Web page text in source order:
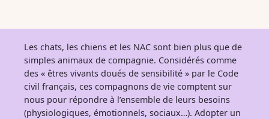
Les chats, les chiens et les NAC sont bien plus que de
simples animaux de compagnie. Considérés comme
des « êtres vivants doués de sensibilité » par le Code
civil français, ces compagnons de vie comptent sur
nous pour répondre à l’ensemble de leurs besoins
(physiologiques, émotionnels, sociaux…). Adopter un